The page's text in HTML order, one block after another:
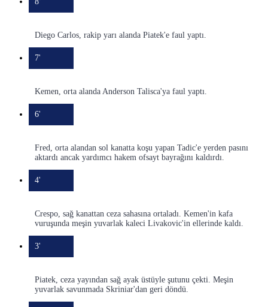
Diego Carlos, rakip yarı alanda Piatek'e faul yaptı.
7'
Kemen, orta alanda Anderson Talisca'ya faul yaptı.
6'
Fred, orta alandan sol kanatta koşu yapan Tadic'e yerden pasını
aktardı ancak yardımcı hakem ofsayt bayrağını kaldırdı.
4'
Crespo, sağ kanattan ceza sahasına ortaladı. Kemen'in kafa
vuruşunda meşin yuvarlak kaleci Livakovic'in ellerinde kaldı.
3'
Piatek, ceza yayından sağ ayak üstüyle şutunu çekti. Meşin
yuvarlak savunmada Skriniar'dan geri döndü.